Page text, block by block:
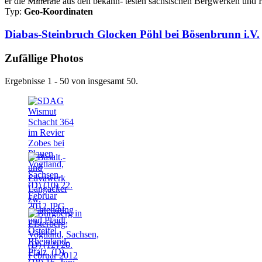
Typ: Geo-Koordinaten
Diabas-Steinbruch Glocken Pöhl bei Bösenbrunn i.V.
Zufällige Photos
Ergebnisse 1 - 50 von insgesamt 50.